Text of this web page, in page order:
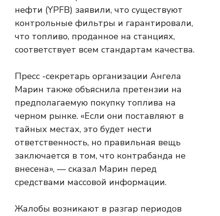
нефти (YPFB) заявили, что существуют
контрольные фильтры и гарантировали,
что топливо, проданное на станциях,
соответствует всем стандартам качества.
Пресс -секретарь организации Ангела
Марин также объяснила претензии на
предполагаемую покупку топлива на
черном рынке. «Если они поставляют в
тайных местах, это будет нести
ответственность, но правильная вещь
заключается в том, что контрабанда не
внесена», — сказал Марин перед
средствами массовой информации.
Жалобы возникают в разгар периодов